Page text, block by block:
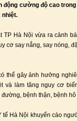
động cường độ cao
nhiệt.
TP Hà Nội vừa ra cảnh
cơ say nắng, say nóng,
thể gây ảnh hưởng
và làm tăng nguy cơ
bệnh thận, bệnh hô
Hà Nội khuyến cáo